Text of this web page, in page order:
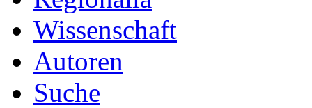
Wissenschaft
Autoren
Suche